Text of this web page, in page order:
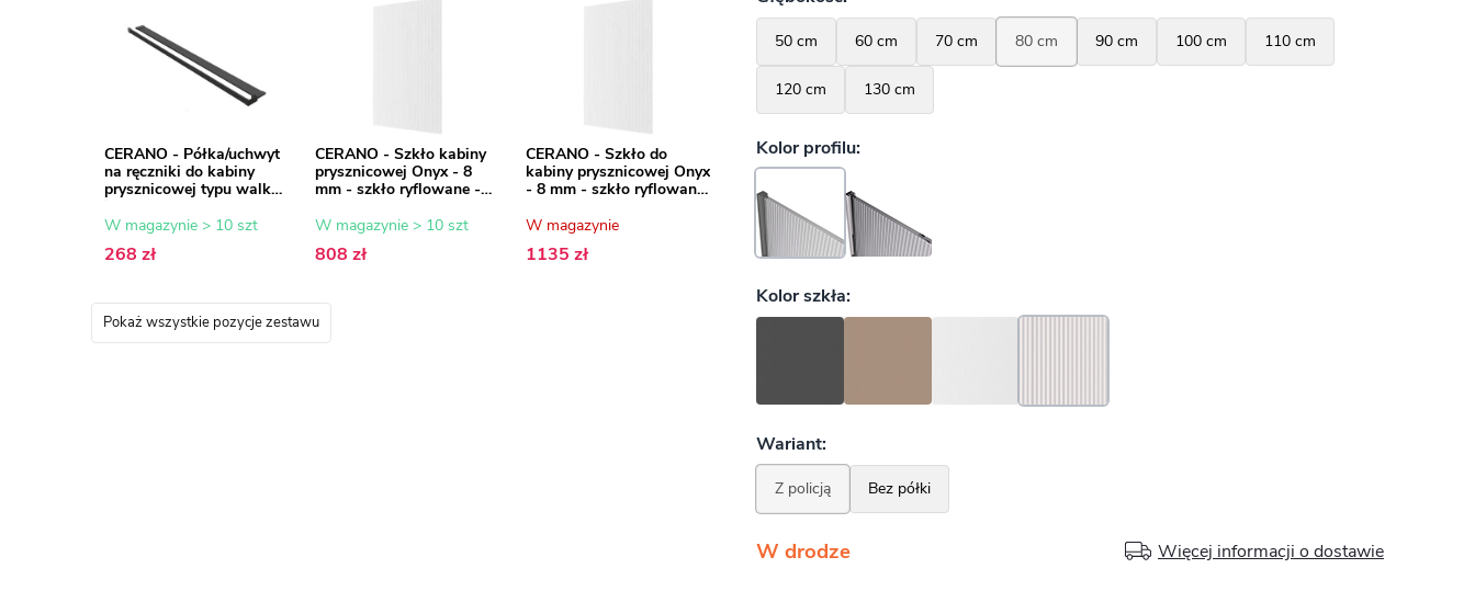
CERANO - Półka/uchwyt
na ręczniki do kabiny
prysznicowej typu walk-
mat - 30 do 160 cm
W magazynie > 10 szt
268 zł
CERANO - Szkło kabiny
prysznicowej Onyx - 8
mm - szkło ryflowane -
W magazynie > 10 szt
808 zł
CERANO - Szkło do
kabiny prysznicowej Onyx
- 8 mm - szkło ryflowane
W magazynie
1135 zł
Pokaż wszystkie pozycje zestawu
W drodze Więcej informacji o dostawie